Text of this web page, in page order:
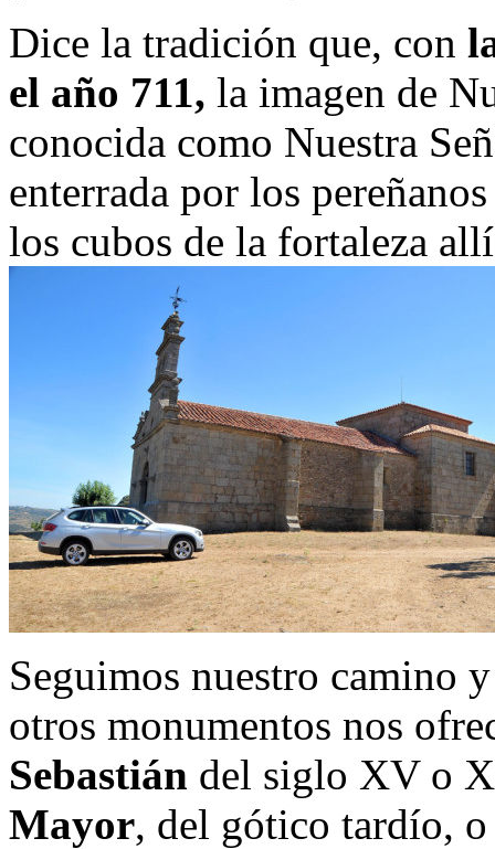
Dice la tradición que, con
el año 711, la imagen de
conocida como Nuestra
enterrada por los
los cubos de la fortaleza
Seguimos nuestro camino y
otros monumentos nos
Sebastián del siglo XV o
Mayor, del gótico tardío,